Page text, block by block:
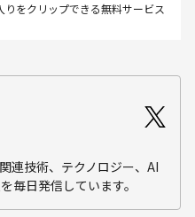
をクリップできる無料サービス
連技術、テクノロジー、AI
毎日発信しています。